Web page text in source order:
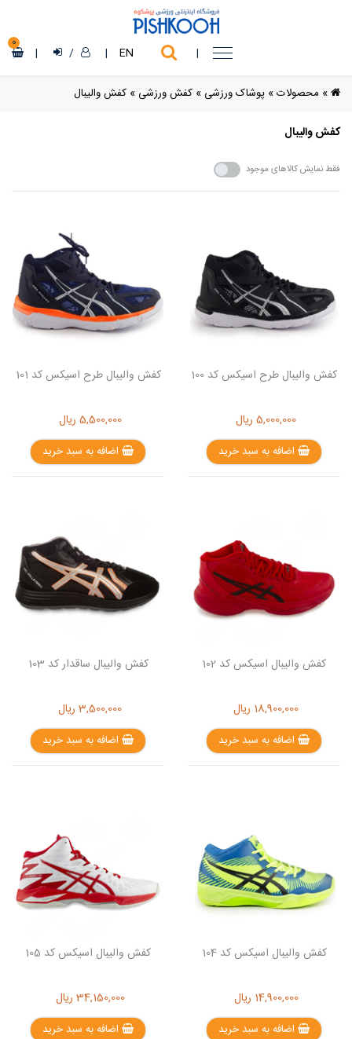
|
EN
|
/
|
0
» محصولات» پوشاک ورزشی » کفش ورزشی » کفش والیبال
کفش والیبال
فقط نمایش کالاهای موجود
کفش والیبال طرح اسیکس کد 100
5,000,000 ریال
اضافه به سبد خرید
کفش والیبال طرح اسیکس کد 101
5,500,000 ریال
اضافه به سبد خرید
کفش والیبال اسیکس کد 102
18,900,000 ریال
اضافه به سبد خرید
کفش والیبال ساقدار کد 103
3,500,000 ریال
اضافه به سبد خرید
کفش والیبال اسیکس کد 104
14,900,000 ریال
اضافه به سبد خرید
کفش والیبال اسیکس کد 105
34,150,000 ریال
اضافه به سبد خرید